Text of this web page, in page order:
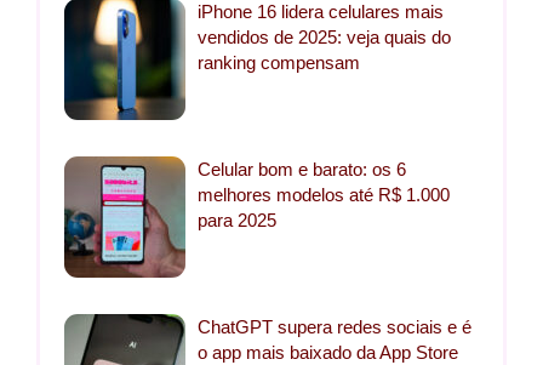
iPhone 16 lidera celulares mais
vendidos de 2025: veja quais do
ranking compensam
Celular bom e barato: os 6
melhores modelos até R$ 1.000
para 2025
ChatGPT supera redes sociais e é
o app mais baixado da App Store